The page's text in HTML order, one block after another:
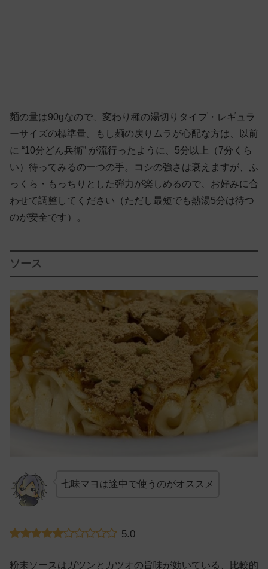
麺の量は90gなので、変わり種の湯切りタイプ・レギュラ
ーサイズの標準量。もし麺の戻りムラが心配な方は、以前
に “10分どん兵衛” が流行ったように、5分以上（7分くら
い）待ってみるの一つの手。コシの強さは衰えますが、ふ
っくら・もっちりとした弾力が楽しめるので、お好みに合
わせて調整してください（ただし最短でも熱湯5分は待つ
のが安全です）。
ソース
七味マヨは途中で使うのがオススメ
5.0
粉末ソースはガツンとカツオの旨味が効いている、比較的